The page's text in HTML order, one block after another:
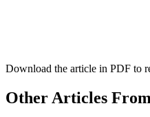
Download the article in PDF to
Other Articles